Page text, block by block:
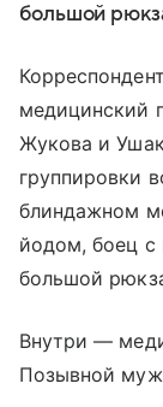
большой
медицинский
Жукова и
группировки
блиндажном
йодом, боец с
большой
Внутри —
Позывной